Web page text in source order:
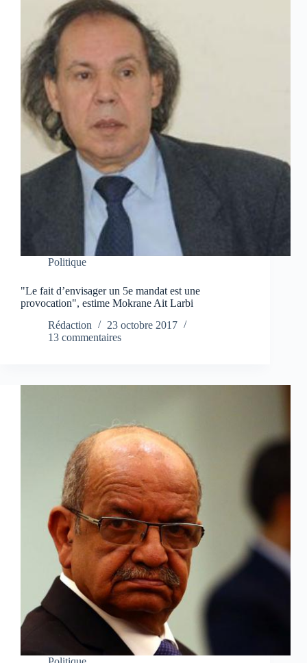
Politique
"Le fait d’envisager un 5e mandat est une
provocation", estime Mokrane Ait Larbi
Rédaction
23 octobre 2017
13 commentaires